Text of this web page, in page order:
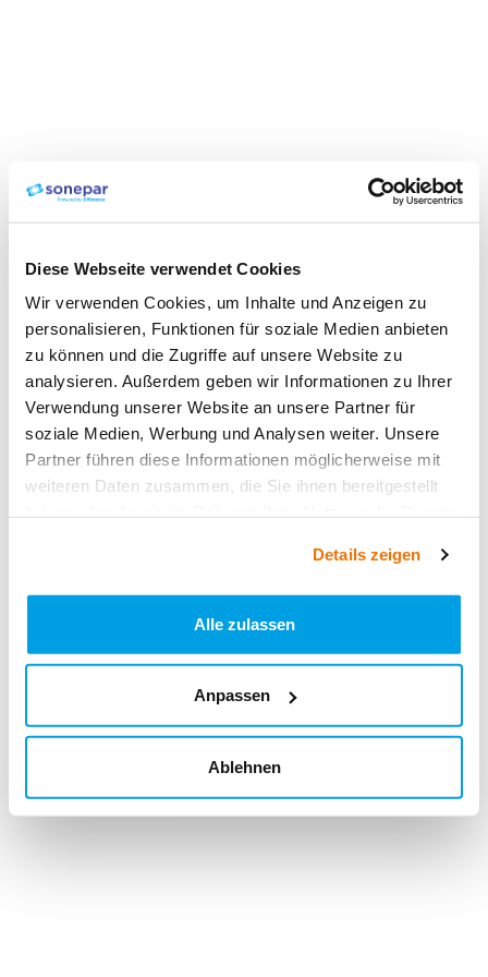
Diese Webseite verwendet Cookies
Wir verwenden Cookies, um Inhalte und Anzeigen zu
personalisieren, Funktionen für soziale Medien anbieten
zu können und die Zugriffe auf unsere Website zu
analysieren. Außerdem geben wir Informationen zu Ihrer
Verwendung unserer Website an unsere Partner für
soziale Medien, Werbung und Analysen weiter. Unsere
Partner führen diese Informationen möglicherweise mit
weiteren Daten zusammen, die Sie ihnen bereitgestellt
Details zeigen
Alle zulassen
Anpassen
Ablehnen